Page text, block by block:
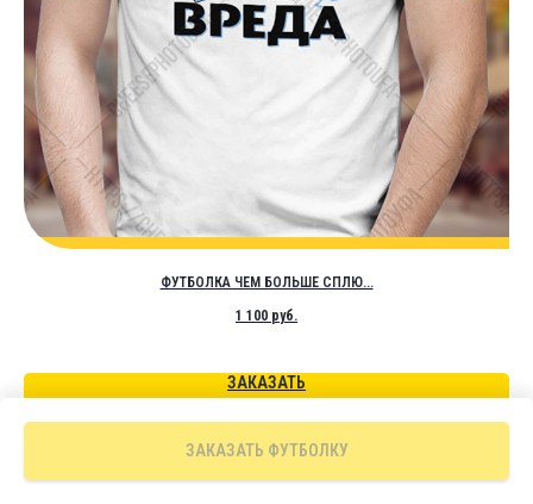
ЗАКАЗАТЬ ФУТБОЛКУ
ФУТБОЛКА ЧЕМ БОЛЬШЕ СПЛЮ...
1 100 руб.
ЗАКАЗАТЬ